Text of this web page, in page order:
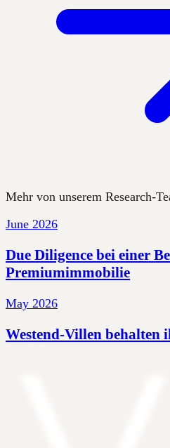
Mehr von unserem Research-
June 2026
Due Diligence bei einer
Premiumimmobilie
May 2026
Westend-Villen behalten